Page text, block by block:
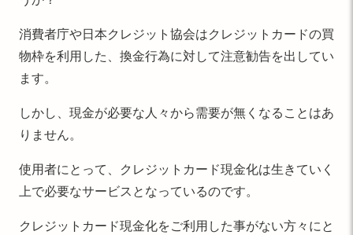
消費者庁や日本クレジット協会はクレジットカードの買
物枠を利用した、換金行為に対して注意勧告を出してい
ます。
しかし、現金が必要な人々から需要が無くなることはあ
りません。
使用者にとって、クレジットカード現金化は生きていく
上で必要なサービスとなっているのです。
クレジットカード現金化をご利用した事がない方々にと